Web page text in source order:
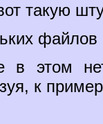
такую
этом
к